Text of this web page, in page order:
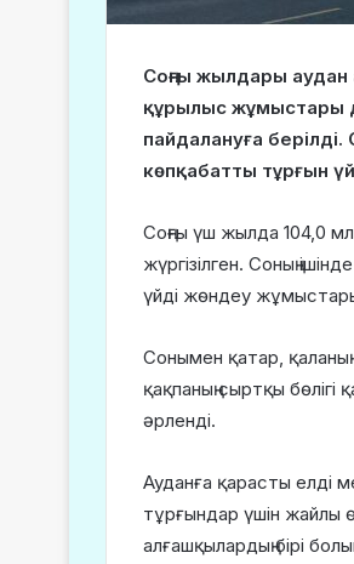
Соңғы жылдары
құрылыс жұмыстары
пайдалануға
көпқабатты тұрғын
Соңғы үш жылда 104,0
жүргізілген. Соның
үйді жөндеу
Сонымен қатар, қаланың
қақпаның сыртқы
әрленді.
Ауданға қарасты елді
тұрғындар үшін жайлы
алғашқылардың бірі